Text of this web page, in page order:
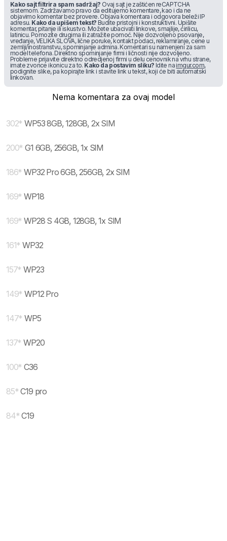
Kako sajt filtrira spam sadržaj? Ovaj sajt je zaštićen reCAPTCHA
sistemom. Zadržavamo pravo da editujemo komentare, kao i da ne
objavimo komentar bez provere. Objava komentara i odgovora beleži IP
adresu. Kako da upišem tekst? Budite pristojni i konstruktivni. Upišite
komentar, pitanje ili iskustvo. Možete ubacivati linkove, smajlije, ćirilicu,
latinicu. Pomozite drugima ili zatražite pomoć. Nije dozvoljeno psovanje,
vređanje, VELIKA SLOVA, lične poruke, kontakt podaci, reklamiranje, cene u
zemlji/inostranstvu, spominjanje admina. Komentari su namenjeni za sam
model telefona. Direktno spominjanje firmi i ličnosti nije dozvoljeno.
Probleme prijavite direktno odredjenoj firmi u delu cenovnik na vrhu strane,
imate zvonce ikonicu za to. Kako da postavim sliku? Idite na imgur.com,
podignite slike, pa kopirajte link i stavite link u tekst, koji će biti automatski
linkovan.
Nema komentara za ovaj model
302* WP53 8GB, 128GB, 2x SIM
200* G1 6GB, 256GB, 1x SIM
186* WP32 Pro 6GB, 256GB, 2x SIM
169* WP18
169* WP28 S 4GB, 128GB, 1x SIM
161* WP32
157* WP23
149* WP12 Pro
147* WP5
137* WP20
100* C36
85* C19 pro
84* C19